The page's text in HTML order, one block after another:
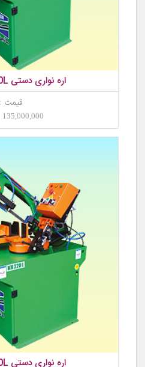
اره نواری دستی 180L (خیری)
قیمت :
135,000,000 تومان
اره نواری دستی 220L (خیری)